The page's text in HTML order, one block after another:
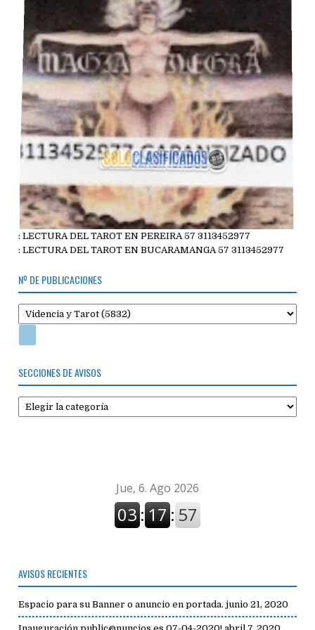
: LECTURA DEL TAROT EN PEREIRA 57 3113452977
: LECTURA DEL TAROT EN BUCARAMANGA 57 3113452977
Nº DE PUBLICACIONES
SECCIONES DE AVISOS
Secciones
de
AVISOS RECIENTES
Espacio para su Banner o anuncio en portada. junio 21, 2020